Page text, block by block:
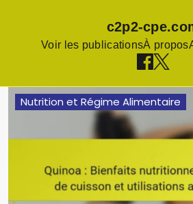
c2p2-
Voir les publicationsÀ propos
Skip
Nutrition et Régime Alimentaire